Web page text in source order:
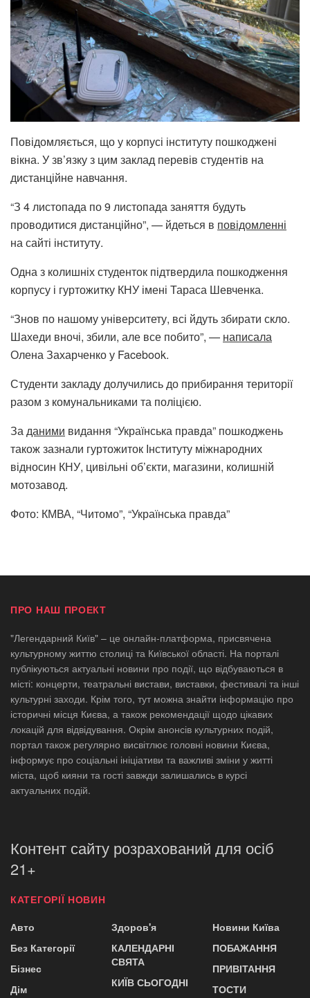
Повідомляється, що у корпусі інституту пошкоджені
вікна. У зв’язку з цим заклад перевів студентів на
дистанційне навчання.
“З 4 листопада по 9 листопада заняття будуть
проводитися дистанційно”, — йдеться в повідомленні
на сайті інституту.
Одна з колишніх студенток підтвердила пошкодження
корпусу і гуртожитку КНУ імені Тараса Шевченка.
“Знов по нашому університету, всі йдуть збирати скло.
Шахеди вночі, збили, але все побито”, — написала
Олена Захарченко у Facebook.
Студенти закладу долучились до прибирання території
разом з комунальниками та поліцією.
Заданими видання “Українська правда” пошкоджень
також зазнали гуртожиток Інституту міжнародних
відносин КНУ, цивільні об’єкти, магазини, колишній
мотозавод.
Фото: КМВА, “Читомо”, “Українська правда”
ПРО НАШ ПРОЕКТ
"Легендарний Київ" – це онлайн-платформа, присвячена
культурному життю столиці та Київської області. На порталі
публікуються актуальні новини про події, що відбуваються в
місті: концерти, театральні вистави, виставки, фестивалі та інші
культурні заходи. Крім того, тут можна знайти інформацію про
історичні місця Києва, а також рекомендації щодо цікавих
локацій для відвідування. Окрім анонсів культурних подій,
портал також регулярно висвітлює головні новини Києва,
інформує про соціальні ініціативи та важливі зміни у житті
міста, щоб кияни та гості завжди залишались в курсі
актуальних подій.
Контент сайту розрахований для осіб
21+
КАТЕГОРІЇ НОВИН
Авто
Без Категорії
Бізнес
Дім
Здоров'я
КАЛЕНДАРНІ
СВЯТА
КИЇВ СЬОГОДНІ
Новини Київа
ПОБАЖАННЯ
ПРИВІТАННЯ
ТОСТИ